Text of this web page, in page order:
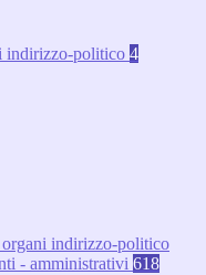
indirizzo-politico 4
indirizzo-politico
- amministrativi 618